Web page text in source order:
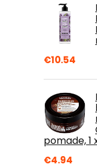
€10.54
pomade, 1
€4.94